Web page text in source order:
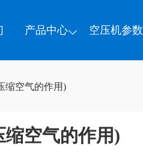
产品中心 空压机参数
缩空气的作用)
空气的作用)